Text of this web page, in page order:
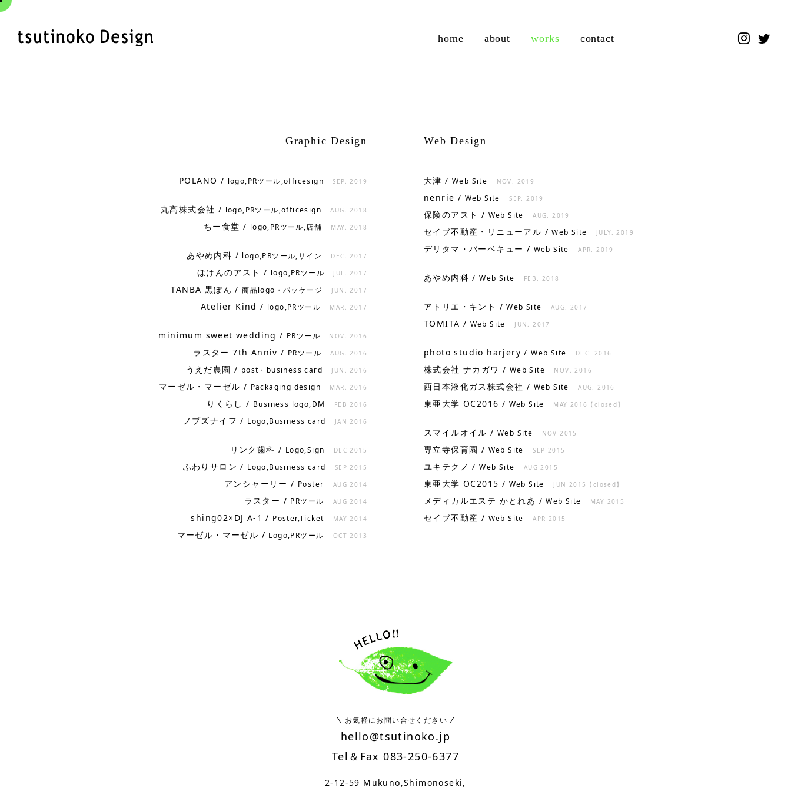
home about works contact
Graphic Design
POLANO / logo,PRツール,officesign SEP. 2019
丸髙株式会社 / logo,PRツール,officesign AUG. 2018
ちー食堂 / logo,PRツール,店舗 MAY. 2018
あやめ内科 / logo,PRツール,サイン DEC. 2017
ほけんのアスト / logo,PRツール JUL. 2017
TANBA 黒ぽん /商品logo・パッケージ JUN. 2017
Atelier Kind / logo,PRツール MAR. 2017
minimum sweet wedding / PRツール NOV. 2016
ラスター 7th Anniv / PRツール AUG. 2016
うえだ農園 / post・business card JUN. 2016
マーゼル・マーゼル / Packaging design MAR. 2016
りくらし / Business logo,DM FEB 2016
ノブズナイフ / Logo,Business card JAN 2016
リンク歯科 / Logo,Sign DEC 2015
ふわりサロン / Logo,Business card SEP 2015
アンシャーリー / Poster AUG 2014
ラスター / PRツール AUG 2014
shing02×DJ A-1 / Poster,Ticket MAY 2014
マーゼル・マーゼル / Logo,PRツール OCT 2013
Web Design
大津 / Web Site NOV. 2019
nenrie / Web Site SEP. 2019
保険のアスト / Web Site AUG. 2019
セイブ不動産・リニューアル /Web Site JULY. 2019
デリタマ・バーベキュー / Web Site APR. 2019
あやめ内科 /Web Site FEB. 2018
アトリエ・キント /Web Site AUG. 2017
TOMITA / Web Site JUN. 2017
photo studio harjery /Web Site DEC. 2016
株式会社 ナカガワ / Web Site NOV. 2016
西日本液化ガス株式会社 / Web Site AUG. 2016
東亜大学 OC2016 / Web Site MAY 2016【closed】
スマイルオイル / Web Site NOV 2015
専立寺保育園 / Web Site SEP 2015
ユキテクノ /Web Site AUG 2015
東亜大学 OC2015 / Web Site JUN 2015【closed】
メディカルエステ かとれあ /Web Site MAY 2015
セイブ不動産 / Web Site APR 2015
お気軽にお問い合せください
hello@tsutinoko.jp
Tel＆Fax 083-250-6377
2-12-59 Mukuno,Shimonoseki,